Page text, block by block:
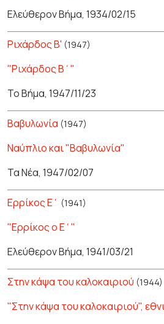
Ελεύθερον Βήμα, 1934/02/15
Ριχάρδος Β' (1947)
"Ριχάρδος Β΄"
Το Βήμα, 1947/11/23
Βαβυλωνία (1947)
Ναύπλιο και "Βαβυλωνία"
Τα Νέα, 1947/02/07
Ερρίκος Ε΄ (1941)
"Ερρίκος ο Ε΄"
Ελεύθερον Βήμα, 1941/03/21
Στην κάψα του καλοκαιριού (1944)
"Στην κάψα του καλοκαιριού",